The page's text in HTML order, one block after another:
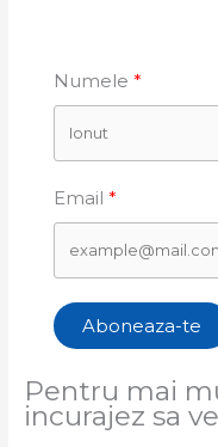
Numele
Email
Aboneaza-te
Pentru mai
incurajez sa